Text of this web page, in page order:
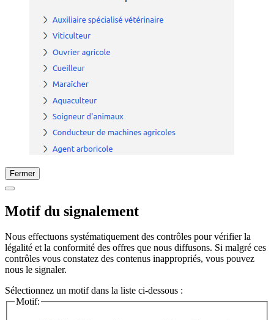
Fermer
Motif du signalement
Nous effectuons systématiquement des contrôles pour vérifier la
légalité et la conformité des offres que nous diffusons. Si malgré ces
contrôles vous constatez des contenus inappropriés, vous pouvez
nous le signaler.
Sélectionnez un motif dans la liste ci-dessous :
Motif: